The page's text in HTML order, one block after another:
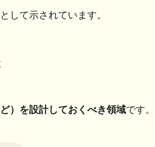
して示されています。
）を設計しておくべき領域です。